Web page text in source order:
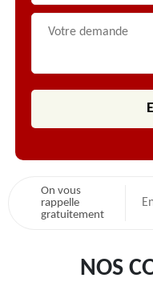
On vous
rappelle
gratuitement
NOS